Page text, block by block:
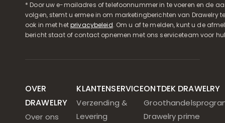
* Door uw e-mailadres of telefoonnummer in te voeren en de
volgen, stemt u ermee in om marketingberichten van Drawelry
ook in met hetprivacybeleid. Om u af te melden, kunt u de
bericht staat of contact opnemen met ons serviceteam voor
OVER
DRAWELRY
Over ons
KLANTENSERVICE
Verzending &
Levering
ONTDEK DRAWELRY
Drawelry prime